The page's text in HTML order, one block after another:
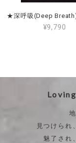
¥9,790
見つけられ
魅了され